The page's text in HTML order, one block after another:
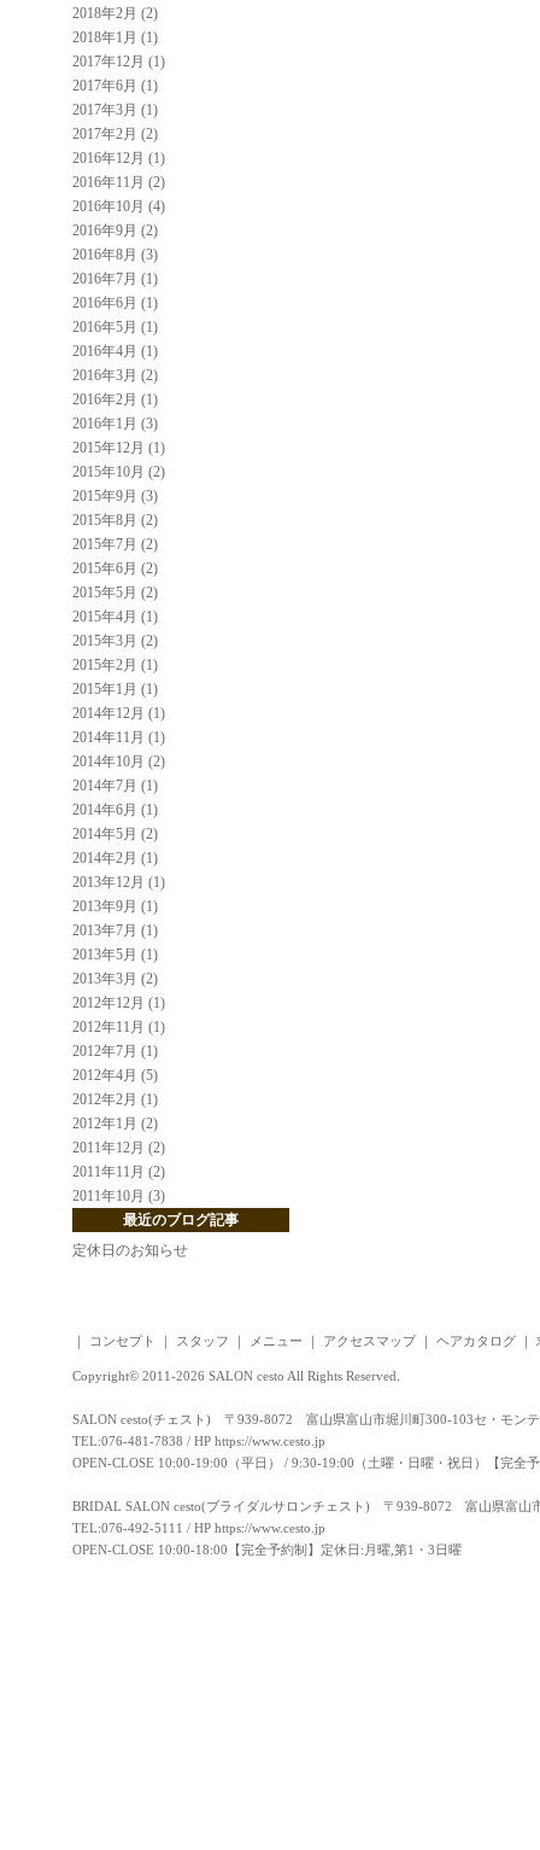
2018年2月 (2)
2018年1月 (1)
2017年12月 (1)
2017年6月 (1)
2017年3月 (1)
2017年2月 (2)
2016年12月 (1)
2016年11月 (2)
2016年10月 (4)
2016年9月 (2)
2016年8月 (3)
2016年7月 (1)
2016年6月 (1)
2016年5月 (1)
2016年4月 (1)
2016年3月 (2)
2016年2月 (1)
2016年1月 (3)
2015年12月 (1)
2015年10月 (2)
2015年9月 (3)
2015年8月 (2)
2015年7月 (2)
2015年6月 (2)
2015年5月 (2)
2015年4月 (1)
2015年3月 (2)
2015年2月 (1)
2015年1月 (1)
2014年12月 (1)
2014年11月 (1)
2014年10月 (2)
2014年7月 (1)
2014年6月 (1)
2014年5月 (2)
2014年2月 (1)
2013年12月 (1)
2013年9月 (1)
2013年7月 (1)
2013年5月 (1)
2013年3月 (2)
2012年12月 (1)
2012年11月 (1)
2012年7月 (1)
2012年4月 (5)
2012年2月 (1)
2012年1月 (2)
2011年12月 (2)
2011年11月 (2)
2011年10月 (3)
最近のブログ記事
定休日のお知らせ
コンセプト スタッフ メニュー アクセスマップ ヘアカタログ
Copyright© 2011-2026 SALON cesto All Rights Reserved.
SALON cesto(チェスト) 〒939-8072 富山県富山市堀川町300-103セ・モン
TEL:076-481-7838 / HP https://www.cesto.jp
OPEN-CLOSE 10:00-19:00（平日） / 9:30-19:00（土曜・日曜・祝日）【完全
BRIDAL SALON cesto(ブライダルサロンチェスト) 〒939-8072 富山県富山
TEL:076-492-5111 / HP https://www.cesto.jp
OPEN-CLOSE 10:00-18:00【完全予約制】定休日:月曜,第1・3日曜